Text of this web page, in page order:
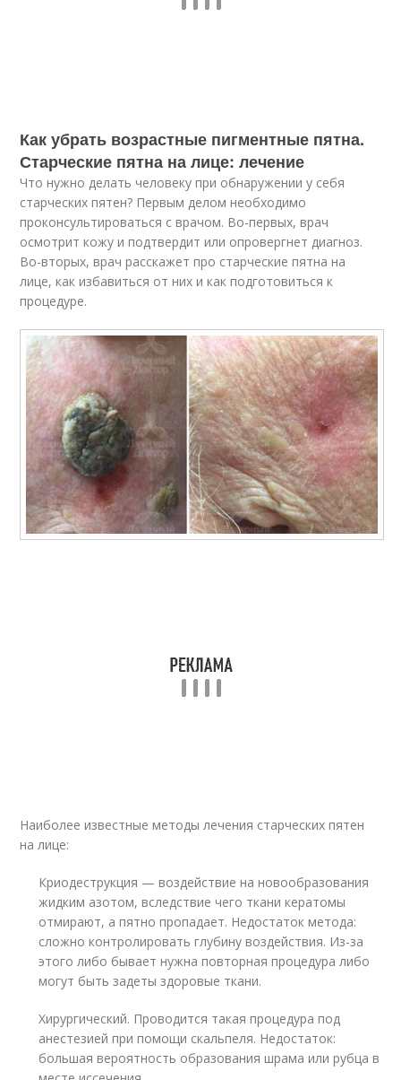
Как убрать возрастные пигментные пятна.
Старческие пятна на лице: лечение
Что нужно делать человеку при обнаружении у себя
старческих пятен? Первым делом необходимо
проконсультироваться с врачом. Во-первых, врач
осмотрит кожу и подтвердит или опровергнет диагноз.
Во-вторых, врач расскажет про старческие пятна на
лице, как избавиться от них и как подготовиться к
процедуре.
Наиболее известные методы лечения старческих пятен
на лице:
Криодеструкция — воздействие на новообразования
жидким азотом, вследствие чего ткани кератомы
отмирают, а пятно пропадает. Недостаток метода:
сложно контролировать глубину воздействия. Из-за
этого либо бывает нужна повторная процедура либо
могут быть задеты здоровые ткани.
Хирургический. Проводится такая процедура под
анестезией при помощи скальпеля. Недостаток:
большая вероятность образования шрама или рубца в